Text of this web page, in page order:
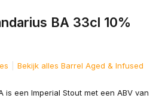
BA 33cl 10%
Bekijk alles Barrel Aged & Infused
is een Imperial Stout met een ABV van